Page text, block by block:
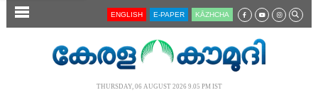
SECTIONS ENGLISH E-PAPER KĀZHCHA
THURSDAY, 06 AUGUST 2026 9.05 PM IST